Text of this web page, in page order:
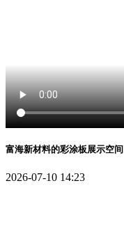
富海新材料的彩涂板展示空间
2026-07-10 14:23